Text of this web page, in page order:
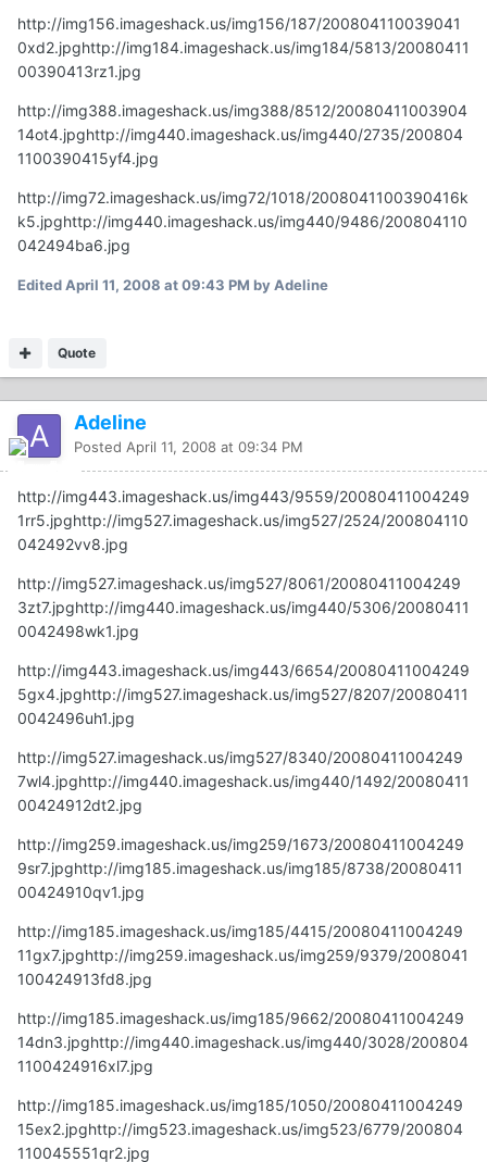
http://img156.imageshack.us/img156/187/200804110039041
0xd2.jpghttp://img184.imageshack.us/img184/5813/20080411
00390413rz1.jpg
http://img388.imageshack.us/img388/8512/20080411003904
14ot4.jpghttp://img440.imageshack.us/img440/2735/200804
1100390415yf4.jpg
http://img72.imageshack.us/img72/1018/2008041100390416k
k5.jpghttp://img440.imageshack.us/img440/9486/200804110
042494ba6.jpg
EditedApril 11, 2008 at 09:43 PM by Adeline
Quote
Adeline
Posted April 11, 2008 at 09:34 PM
http://img443.imageshack.us/img443/9559/20080411004249
1rr5.jpghttp://img527.imageshack.us/img527/2524/200804110
042492vv8.jpg
http://img527.imageshack.us/img527/8061/20080411004249
3zt7.jpghttp://img440.imageshack.us/img440/5306/20080411
0042498wk1.jpg
http://img443.imageshack.us/img443/6654/20080411004249
5gx4.jpghttp://img527.imageshack.us/img527/8207/20080411
0042496uh1.jpg
http://img527.imageshack.us/img527/8340/20080411004249
7wl4.jpghttp://img440.imageshack.us/img440/1492/20080411
00424912dt2.jpg
http://img259.imageshack.us/img259/1673/20080411004249
9sr7.jpghttp://img185.imageshack.us/img185/8738/20080411
00424910qv1.jpg
http://img185.imageshack.us/img185/4415/20080411004249
11gx7.jpghttp://img259.imageshack.us/img259/9379/2008041
100424913fd8.jpg
http://img185.imageshack.us/img185/9662/20080411004249
14dn3.jpghttp://img440.imageshack.us/img440/3028/200804
1100424916xl7.jpg
http://img185.imageshack.us/img185/1050/20080411004249
15ex2.jpghttp://img523.imageshack.us/img523/6779/200804
110045551qr2.jpg